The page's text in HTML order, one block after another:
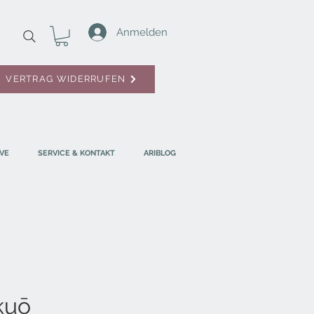
Anmelden
VERTRAG WIDERRUFEN
SERVICE & KONTAKT ARIBLOG